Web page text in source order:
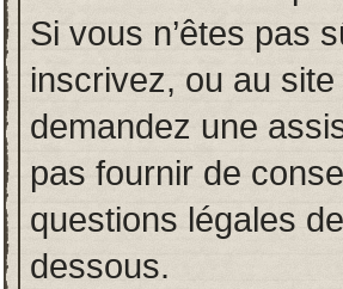
Si vous n’êtes pas
inscrivez, ou au
demandez une
pas fournir de
questions légales
dessous.